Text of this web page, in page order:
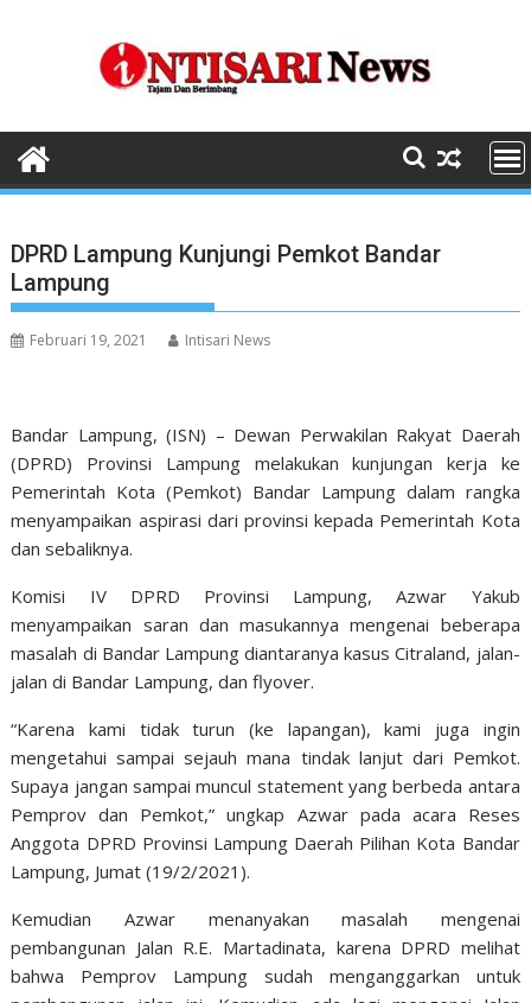
DPRD Lampung Kunjungi Pemkot Bandar
Lampung
Februari 19, 2021 Intisari News
Bandar Lampung, (ISN) – Dewan Perwakilan Rakyat Daerah
(DPRD) Provinsi Lampung melakukan kunjungan kerja ke
Pemerintah Kota (Pemkot) Bandar Lampung dalam rangka
menyampaikan aspirasi dari provinsi kepada Pemerintah Kota
dan sebaliknya.
Komisi IV DPRD Provinsi Lampung, Azwar Yakub
menyampaikan saran dan masukannya mengenai beberapa
masalah di Bandar Lampung diantaranya kasus Citraland, jalan-
jalan di Bandar Lampung, dan flyover.
“Karena kami tidak turun (ke lapangan), kami juga ingin
mengetahui sampai sejauh mana tindak lanjut dari Pemkot.
Supaya jangan sampai muncul statement yang berbeda antara
Pemprov dan Pemkot,” ungkap Azwar pada acara Reses
Anggota DPRD Provinsi Lampung Daerah Pilihan Kota Bandar
Lampung, Jumat (19/2/2021).
Kemudian Azwar menanyakan masalah mengenai
pembangunan Jalan R.E. Martadinata, karena DPRD melihat
bahwa Pemprov Lampung sudah menganggarkan untuk